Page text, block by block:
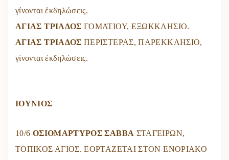
γίνονται ἐκδηλώσεις.
ΑΓΙΑΣ ΤΡΙΑΔΟΣ ΓΟΜΑΤΙΟΥ, ΕΞΩΚΚΛΗΣΙΟ.
ΑΓΙΑΣ ΤΡΙΑΔΟΣ ΠΕΡΙΣΤΕΡΑΣ, ΠΑΡΕΚΚΛΗΣΙΟ,
γίνονται ἐκδηλώσεις.
ΙΟΥΝΙΟΣ
10/6 ΟΣΙΟΜΑΡΤΥΡΟΣ ΣΑΒΒΑ ΣΤΑΓΕΙΡΩΝ,
ΤΟΠΙΚΟΣ ΑΓΙΟΣ. ΕΟΡΤΑΖΕΤΑΙ ΣΤΟΝ ΕΝΟΡΙΑΚΟ